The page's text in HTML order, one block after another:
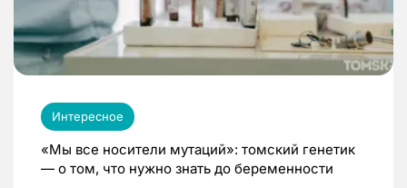
Интересное
«Мы все носители мутаций»: томский генетик
— о том, что нужно знать до беременности